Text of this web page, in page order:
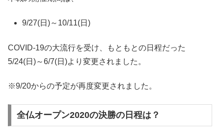
9/27(日)～10/11(日)
COVID-19の大流行を受け、もともとの日程だった
5/24(日)～6/7(日)より変更されました。
※9/20からの予定が再度変更されました。
全仏オープン2020の決勝の日程は？